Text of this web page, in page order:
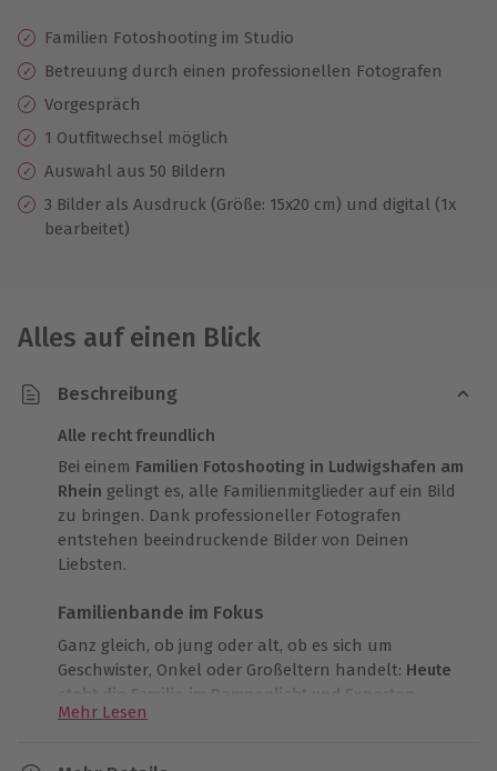
10 Jahre gültig & verlängerbar.
Familien Fotoshooting im Studio
Betreuung durch einen professionellen Fotografen
Vorgespräch
1 Outfitwechsel möglich
Auswahl aus 50 Bildern
3 Bilder als Ausdruck (Größe: 15x20 cm) und digital (1x
bearbeitet)
Alles auf einen Blick
Beschreibung
Alle recht freundlich
Bei einem Familien Fotoshooting in Ludwigshafen am
Rhein gelingt es, alle Familienmitglieder auf ein Bild
zu bringen. Dank professioneller Fotografen
entstehen beeindruckende Bilder von Deinen
Liebsten.
Familienbande im Fokus
Ganz gleich, ob jung oder alt, ob es sich um
Geschwister, Onkel oder Großeltern handelt: Heute
steht die Familie im Rampenlicht und Experten
setzen sie in Szene
Mehr Lesen